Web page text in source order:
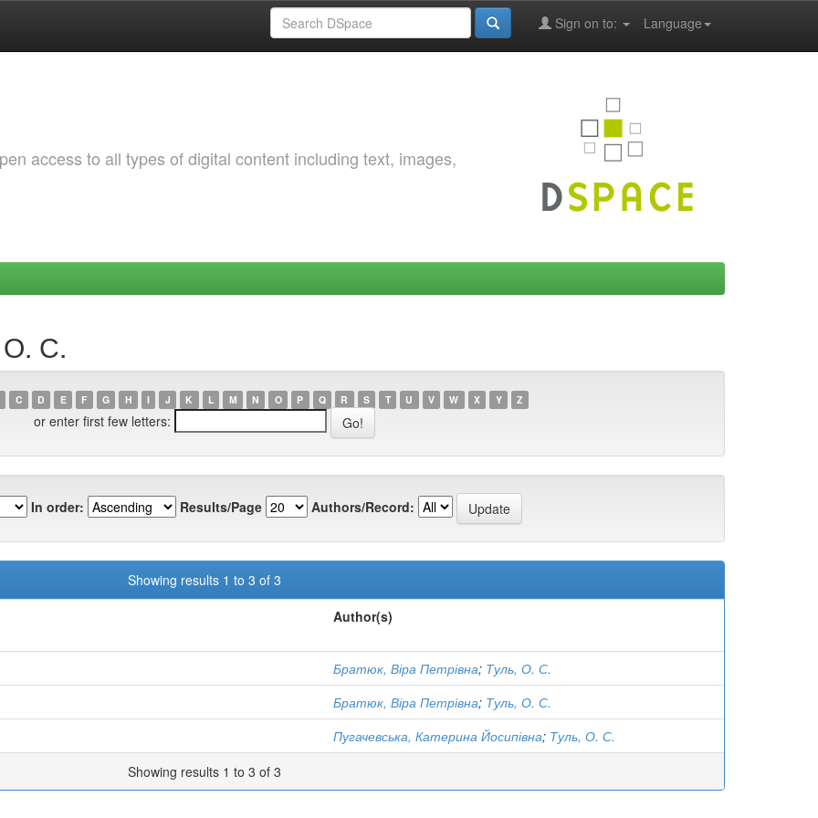
Language
Sign on to:
access to all types of digital content including text, images,
О. С.
C D E F G H I J K L M N O P Q R S T U V W X Y Z
or enter first few letters:
In order: Results/Page Authors/Record:
Showing results 1 to 3 of 3
Author(s)
Братюк, Віра Петрівна; Туль, О. С.
Братюк, Віра Петрівна; Туль, О. С.
Пугачевська, Катерина Йосипівна; Туль, О. С.
Showing results 1 to 3 of 3